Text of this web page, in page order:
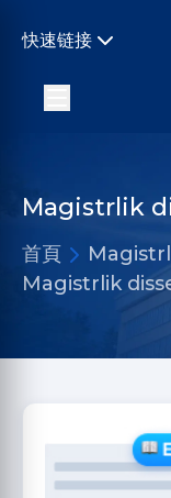
快速链接
Magistrlik
首頁
Magistrlik